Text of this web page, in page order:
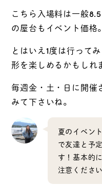
こちら入場料は一般
の屋台もイベント価格。
とはいえ1度は行って
形を楽しめるかもしれ
毎週金・土・日に開催
みて下さいね。
夏のイベン
で友達と予
す！基本的
注意ください